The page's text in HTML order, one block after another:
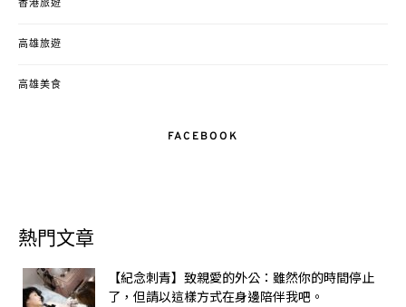
香港旅遊
高雄旅遊
高雄美食
FACEBOOK
熱門文章
【紀念刺青】致親愛的外公：雖然你的時間停止
了，但請以這樣方式在身邊陪伴我吧。